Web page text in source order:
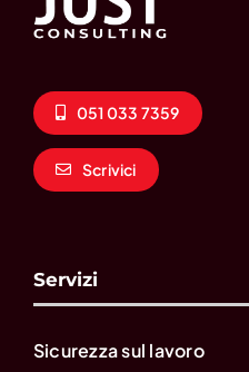
051 033 7359
Scrivici
Servizi
Sicurezza sul lavoro